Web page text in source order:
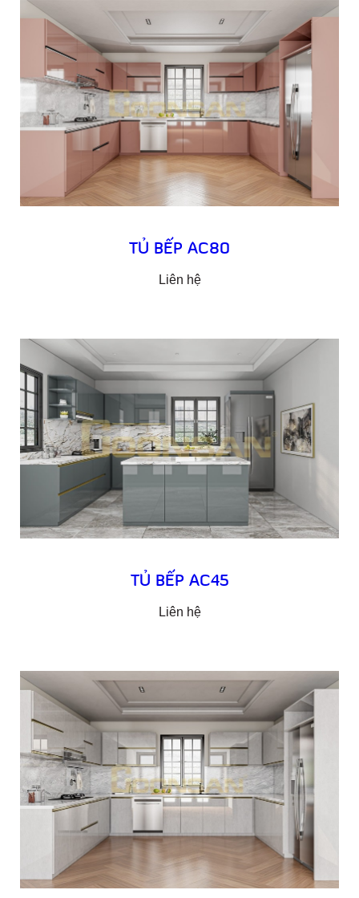
TỦ BẾP AC80
Liên hệ
TỦ BẾP AC45
Liên hệ